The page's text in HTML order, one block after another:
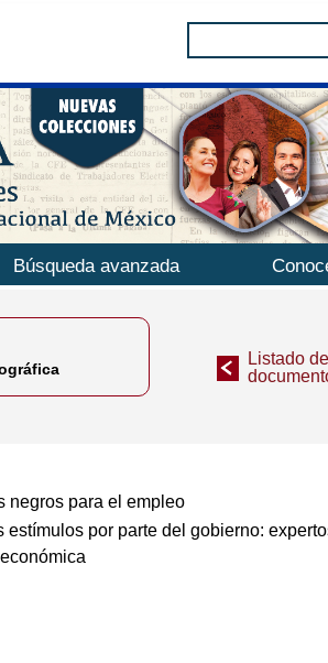
Búsqueda avanzada
Listado de
negros para el empleo
estímulos por parte del gobierno: